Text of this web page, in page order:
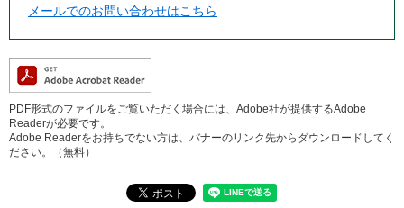
メールでのお問い合わせはこちら
PDF形式のファイルをご覧いただく場合には、Adobe社が提供するAdobe
Readerが必要です。
Adobe Readerをお持ちでない方は、バナーのリンク先からダウンロードしてく
ださい。（無料）